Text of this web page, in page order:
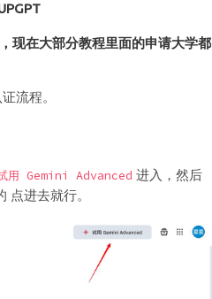
现在大部分教程里面的申请大学都
流程。
用 Gemini Advanced 进入，然后
点进去就行。